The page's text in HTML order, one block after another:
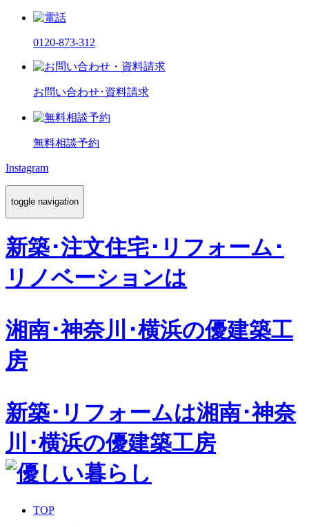
0120-873-312
お問い合わせ･資料請求
無料相談予約
Instagram
toggle navigation
新築･注文住宅･リフォーム･
リノベーションは
湘南･神奈川･横浜の優建築工
房
新築･リフォームは湘南･神奈
川･横浜の優建築工房
TOP